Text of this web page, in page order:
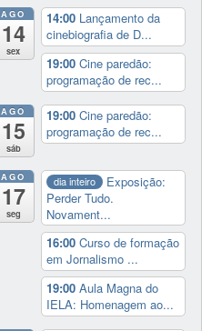
AGO
14
sex
14:00 Lançamento da
cinebiografia de D...
19:00Cine paredão:
programação de rec...
AGO
15
sáb
19:00Cine paredão:
programação de rec...
AGO
17
seg
dia inteiro
Exposição:
Perder Tudo.
Novament...
16:00Curso de formação
em Jornalismo ...
19:00Aula Magna do
IELA: Homenagem ao...